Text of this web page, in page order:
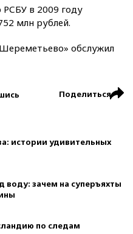
РСБУ в 2009 году
млн рублей.
обслужил
Поделиться
истории удивительных
воду: зачем на суперъяхты
по следам